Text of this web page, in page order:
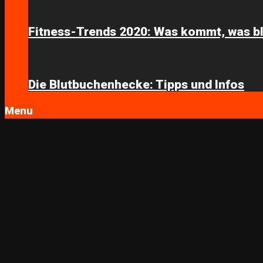
Fitness-Trends 2020: Was kommt, was
Die Blutbuchenhecke: Tipps und Infos
Menu